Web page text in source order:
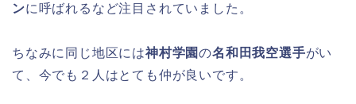
ンに呼ばれるなど注目されていました。
ちなみに同じ地区には神村学園の名和田我空選手がい
て、今でも２人はとても仲が良いです。